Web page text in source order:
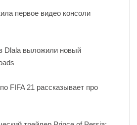
первое видео консоли
Dlala выложили новый
FIFA 21 рассказывает про